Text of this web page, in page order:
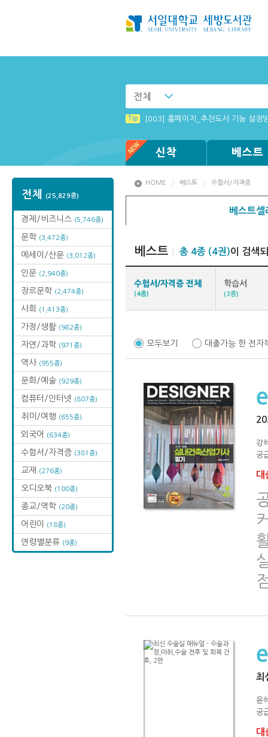
전체
Tip [003] 홈페이지_추천도서 기능 설정
신착 베스트
전체 (25,829종)
경제/비즈니스 (5,746종)
문학 (3,472종)
에세이/산문 (3,012종)
인문 (2,940종)
장르문학 (2,474종)
사회 (1,413종)
가정/생활 (982종)
자연/과학 (971종)
역사 (955종)
문화/예술 (929종)
컴퓨터/인터넷 (807종)
취미/여행 (655종)
외국어 (634종)
수험서/자격증 (381종)
교재 (276종)
오디오북 (100종)
종교/역학 (20종)
어린이 (18종)
연령별분류 (9종)
HOME 베스트 수험서/자격증
베스트
베스트 총 4종 (4권)이 검색
수험서/자격증 전체
(4종)
학습서
(3종)
모두보기 대출가능 한 전자
강
공
대
최
윤
공
대